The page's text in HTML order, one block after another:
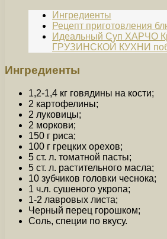
Ингредиенты
Рецепт приготовления
Идеальный Суп ХАРЧО
ГРУЗИНСКОЙ КУХНИ
Ингредиенты
1,2-1,4 кг говядины на кости;
2 картофелины;
2 луковицы;
2 моркови;
150 г риса;
100 г грецких орехов;
5 ст. л. томатной пасты;
5 ст. л. растительного масла;
10 зубчиков головки чеснока;
1 ч.л. сушеного укропа;
1-2 лавровых листа;
Черный перец горошком;
Соль, специи по вкусу.